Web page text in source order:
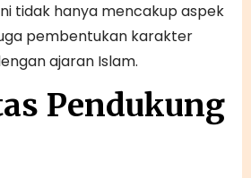
tidak hanya mencakup aspek
pembentukan karakter
ajaran Islam.
Pendukung